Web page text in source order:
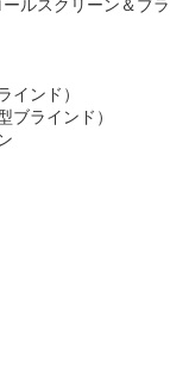
ールスクリーン＆ブラ
インド）
ブラインド）